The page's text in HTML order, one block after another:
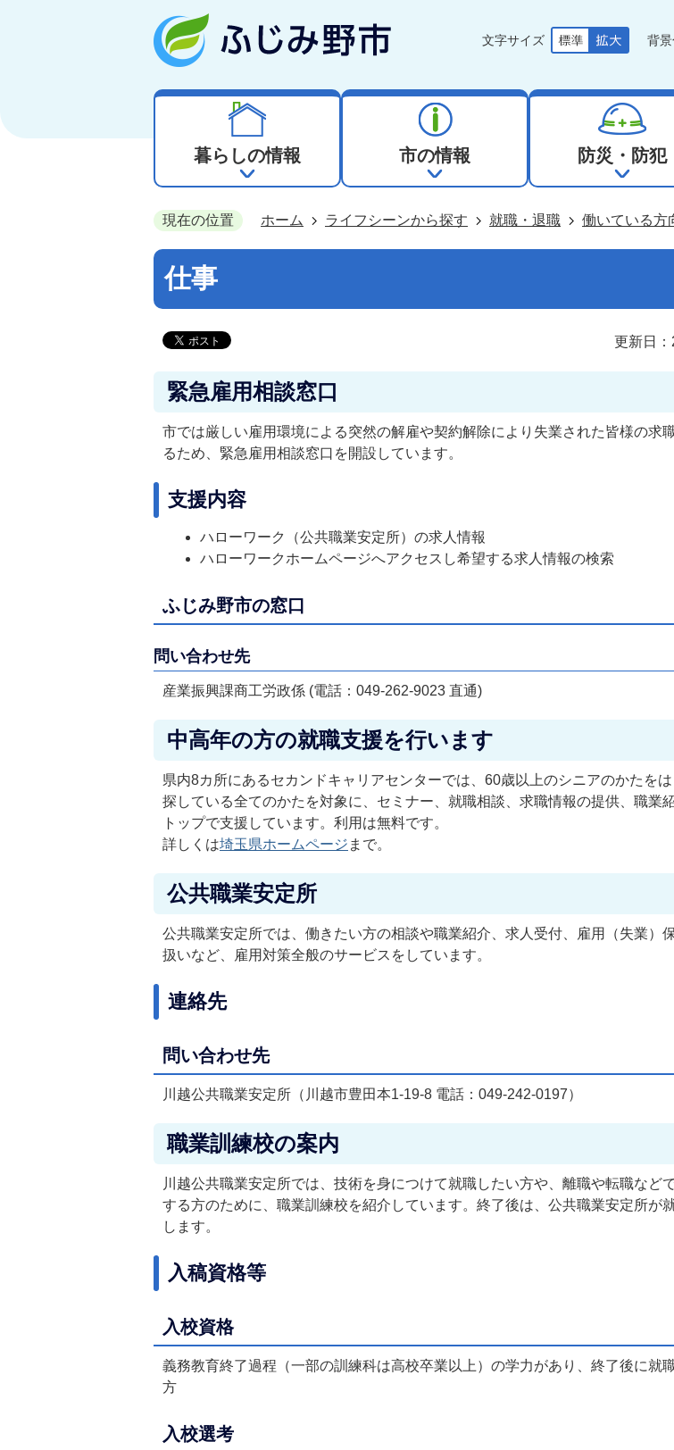
文字サイズ 背
暮らしの情報 市の情報 防災・防犯
現在の位置 ホーム ライフシーンから探す 就職・退職 働いている方
仕事
更新日：
緊急雇用相談窓口
市では厳しい雇用環境による突然の解雇や契約解除により失業された皆様の求
るため、緊急雇用相談窓口を開設しています。
支援内容
ハローワーク（公共職業安定所）の求人情報
ハローワークホームページへアクセスし希望する求人情報の検索
ふじみ野市の窓口
問い合わせ先
産業振興課商工労政係 (電話：049-262-9023 直通)
中高年の方の就職支援を行います
県内8カ所にあるセカンドキャリアセンターでは、60歳以上のシニアのかたを
探している全てのかたを対象に、セミナー、就職相談、求職情報の提供、職業
トップで支援しています。利用は無料です。
詳しくは埼玉県ホームページ まで。
公共職業安定所
公共職業安定所では、働きたい方の相談や職業紹介、求人受付、雇用（失業）
扱いなど、雇用対策全般のサービスをしています。
連絡先
問い合わせ先
川越公共職業安定所（川越市豊田本1-19-8 電話：049-242-0197）
職業訓練校の案内
川越公共職業安定所では、技術を身につけて就職したい方や、離職や転職など
する方のために、職業訓練校を紹介しています。終了後は、公共職業安定所が
します。
入稿資格等
入校資格
義務教育終了過程（一部の訓練科は高校卒業以上）の学力があり、終了後に就
方
入校選考